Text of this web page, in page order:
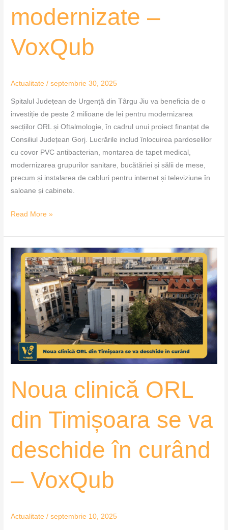
modernizate –
VoxQub
Actualitate /septembrie 30, 2025
Spitalul Județean de Urgență din Târgu Jiu va beneficia de o
investiție de peste 2 milioane de lei pentru modernizarea
secțiilor ORL și Oftalmologie, în cadrul unui proiect finanțat de
Consiliul Județean Gorj. Lucrările includ înlocuirea pardoselilor
cu covor PVC antibacterian, montarea de tapet medical,
modernizarea grupurilor sanitare, bucătăriei și sălii de mese,
precum și instalarea de cabluri pentru internet și televiziune în
saloane și cabinete.
Read More »
Noua clinică ORL
din Timișoara se va
deschide în curând
– VoxQub
Actualitate /septembrie 10, 2025
Noua
clinică
ORL
din
Timișoara
va
deschide
–
VoxQub